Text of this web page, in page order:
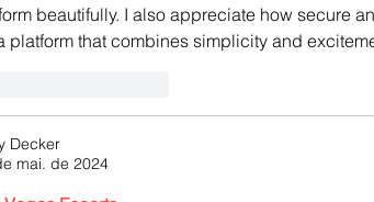
beautifully. I also appreciate how secure
platform that combines simplicity and
Decker
mai. de 2024